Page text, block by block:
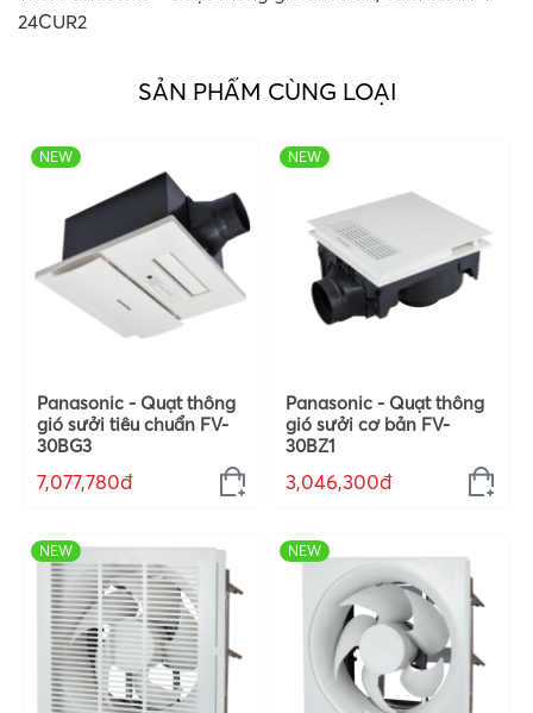
24CUR2
SẢN PHẨM CÙNG LOẠI
NEW
Panasonic - Quạt thông
gió sưởi tiêu chuẩn FV-
30BG3
7,077,780đ
NEW
Panasonic - Quạt thông
gió sưởi cơ bản FV-
30BZ1
3,046,300đ
NEW NEW